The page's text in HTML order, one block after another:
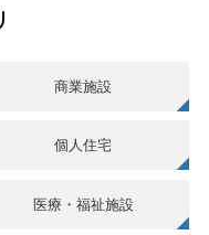
商業施設
個人住宅
医療・福祉施設